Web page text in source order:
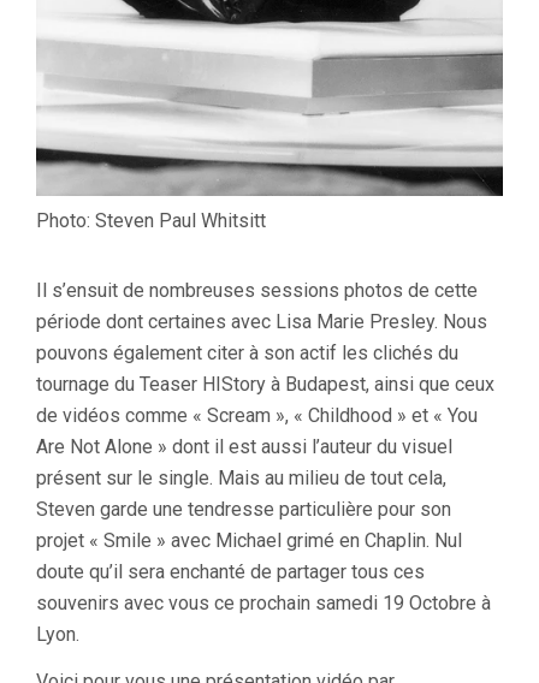
Photo: Steven Paul Whitsitt
Il s’ensuit de nombreuses sessions photos de cette
période dont certaines avec Lisa Marie Presley. Nous
pouvons également citer à son actif les clichés du
tournage du Teaser HIStory à Budapest, ainsi que ceux
de vidéos comme « Scream », « Childhood » et « You
Are Not Alone » dont il est aussi l’auteur du visuel
présent sur le single. Mais au milieu de tout cela,
Steven garde une tendresse particulière pour son
projet « Smile » avec Michael grimé en Chaplin. Nul
doute qu’il sera enchanté de partager tous ces
souvenirs avec vous ce prochain samedi 19 Octobre à
Lyon.